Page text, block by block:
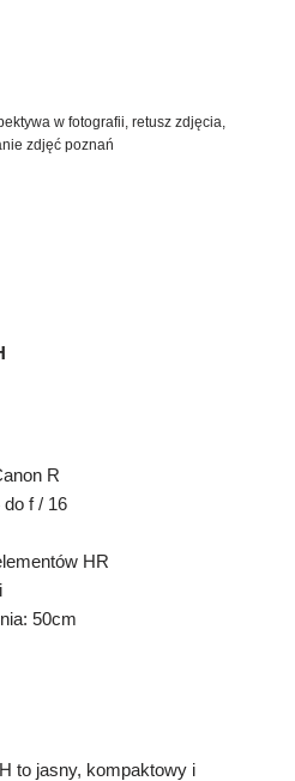
w fotografii, retusz zdjęcia,
zdjęć poznań
R
do f / 16
HR
50cm
to jasny, kompaktowy i